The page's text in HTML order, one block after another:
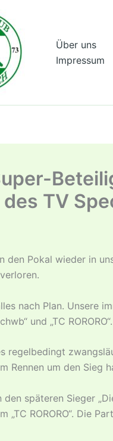
Über uns
Impressum
TV
den Pokal wieder in
nach Plan. Unsere
und „TC
regelbedingt
Rennen um den Sieg
den späteren Sieger
„TC RO­RO­RO“.